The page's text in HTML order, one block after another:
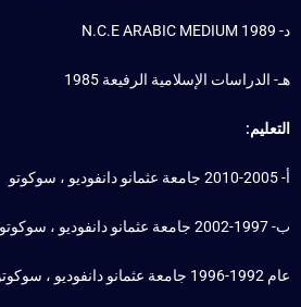
د- N.C.E ARABIC MEDIUM 1989
هـ- الدراسات الإسلامية الرفيعة 1985
التعليم:
أ- 2005-2010 جامعة عثمانو دانفوديو ، سوكوتو
ب- 1997-2002 جامعة عثمانو دانفوديو ، سوكوتو
عام 1992-1996 جامعة عثمانو دانفوديو ، سوكوتو